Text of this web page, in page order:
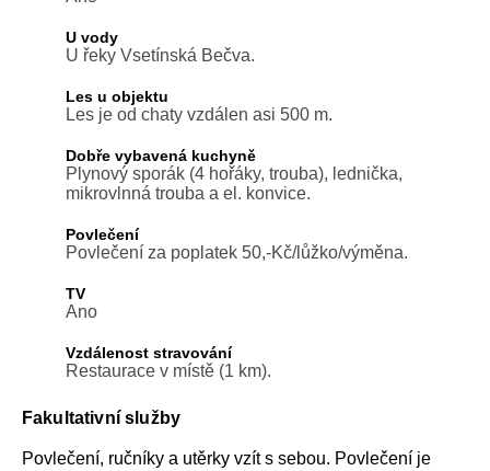
U vody
U řeky Vsetínská Bečva.
Les u objektu
Les je od chaty vzdálen asi 500 m.
Dobře vybavená kuchyně
Plynový sporák (4 hořáky, trouba), lednička,
mikrovlnná trouba a el. konvice.
Povlečení
Povlečení za poplatek 50,-Kč/lůžko/výměna.
TV
Ano
Vzdálenost stravování
Restaurace v místě (1 km).
Fakultativní služby
Povlečení, ručníky a utěrky vzít s sebou. Povlečení je